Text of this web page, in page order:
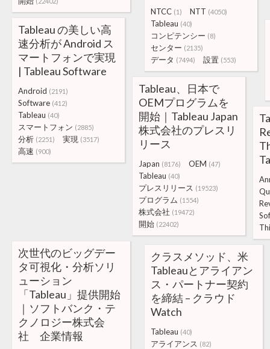
NTCC (1) NTT (4050)
Tableau (40)
コンピテンシー (8)
センター (2135)
データ (7494) 設置 (553)
Tableau の美しい高
速分析が Android ス
マートフォンで実現
| Tableau Software
Android (2191)
Software (412)
Tableau (40)
スマートフォン (2885)
分析 (2251) 実現 (3517)
高速 (900)
Tableau、日本で
OEMプログラムを
開始｜Tableau Japan
株式会社のプレスリ
リース
Japan (8176) OEM (47)
Tableau (40)
プレスリリース (19523)
プログラム (1554)
株式会社 (19472)
開始 (22402)
次世代のビッグデー
タ可視化・分析ソリ
ューション
「Tableau」提供開始
｜ソフトバンク・テ
クノロジー株式会
社 企業情報
クラスメソッド、米
Tableauとアライアン
ス・パートナー契約
を締結 – クラウド
Watch
Tableau (40)
アライアンス (82)